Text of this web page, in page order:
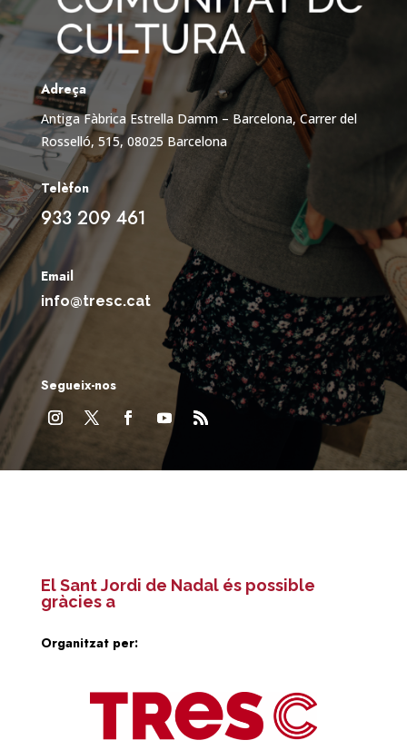
Adreça
Antiga Fàbrica Estrella Damm – Barcelona,Carrer del
Rosselló, 515, 08025 Barcelona
Telèfon
933 209 461
Email
info@tresc.cat
Segueix-nos
El Sant Jordi de Nadal és possible
gràcies a
Organitzat per: